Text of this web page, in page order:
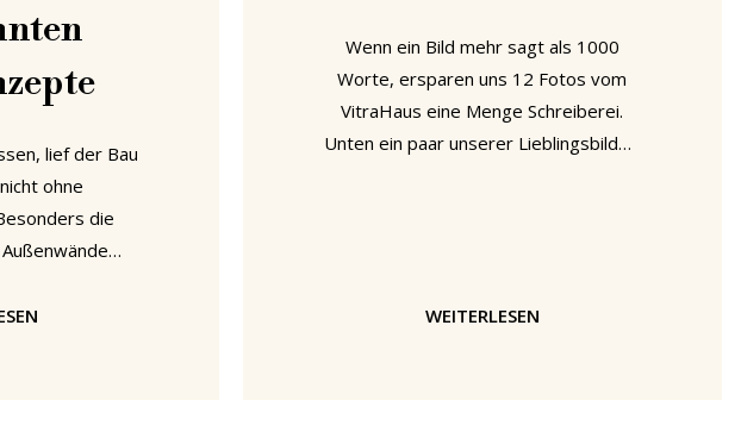
lief der Bau
ohne
die
Wir vom
Wenn ein Bild mehr sagt als 1000
Worte, ersparen uns 12 Fotos vom
VitraHaus eine Menge Schreiberei.
Unten ein paar unserer Lieblingsbilder.
WEITERLESEN